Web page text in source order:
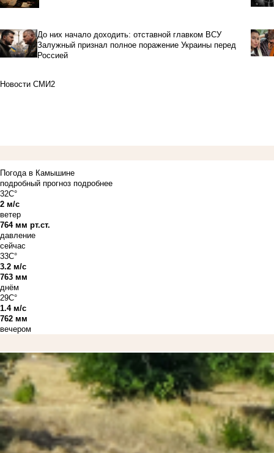
До них начало доходить: отставной главком ВСУ
Залужный признал полное поражение Украины перед
Россией
Новости СМИ2
Погода в Камышине
подробный прогноз подробнее
32C°
2 м/с
ветер
764 мм рт.ст.
давление
сейчас
33C°
3.2 м/с
763 мм
днём
29C°
1.4 м/с
762 мм
вечером